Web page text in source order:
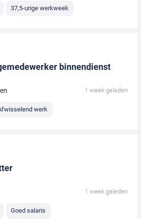
37,5-urige werkweek
binnendienst
1 week geleden
werk
1 week geleden
Goed salaris